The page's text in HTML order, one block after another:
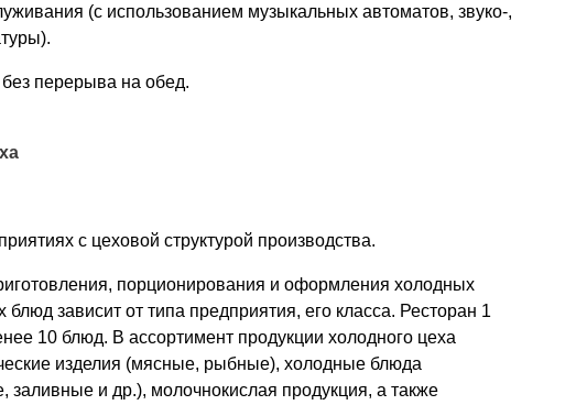
(с использованием музыкальных автоматов, звуко-,
перерыва на обед.
с цеховой структурой производства.
порционирования и оформления холодных
зависит от типа предприятия, его класса. Ресторан 1
10 блюд. В ассортимент продукции холодного цеха
изделия (мясные, рыбные), холодные блюда
и др.), молочнокислая продукция, а также